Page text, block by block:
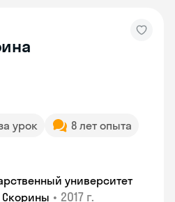
урок
8 лет опыта
университет
• 2017 г.